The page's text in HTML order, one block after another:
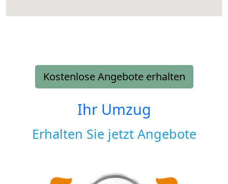
Kostenlose Angebote erhalten
Ihr Umzug
Erhalten Sie jetzt Angebote